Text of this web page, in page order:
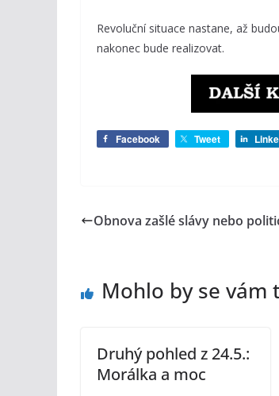
Revoluční situace nastane, až
nakonec bude realizovat.
Facebook Tweet
Obnova zašlé slávy nebo
Mohlo by se vám
Druhý pohled z 24.5.:
Morálka a moc